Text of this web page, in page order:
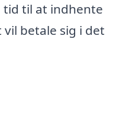
tid til at indhente
betale sig i det